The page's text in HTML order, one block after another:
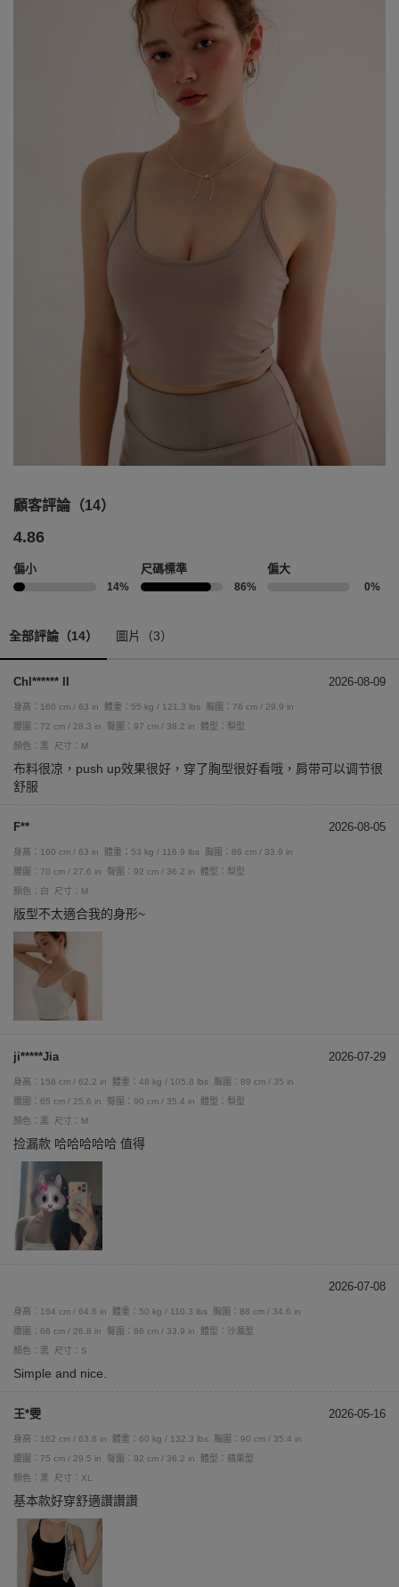
顧客評論（14）
4.86
偏小
14%
尺碼標準
86%
偏大
0%
全部評論（14） 圖片（3）
Chl****** II 2026-08-09
身高：160 cm / 63 in 體重：55 kg / 121.3 lbs
胸圍：76 cm / 29.9 in
腰圍：72 cm / 28.3 in
臀圍：97 cm / 38.2 in
體型：梨型
顏色：黑
尺寸：M
布料很凉，push up效果很好，穿了胸型很好看哦，肩带可以调节很
舒服
F** 2026-08-05
身高：160 cm / 63 in 體重：53 kg / 116.9 lbs
胸圍：86 cm / 33.9 in
腰圍：70 cm / 27.6 in
臀圍：92 cm / 36.2 in
體型：梨型
顏色：白
尺寸：M
版型不太適合我的身形~
ji*****Jia 2026-07-29
身高：158 cm / 62.2 in 體重：48 kg / 105.8 lbs
胸圍：89 cm / 35 in
腰圍：65 cm / 25.6 in
臀圍：90 cm / 35.4 in
體型：梨型
顏色：黑
尺寸：M
捡漏款 哈哈哈哈哈 值得
2026-07-08
身高：164 cm / 64.6 in 體重：50 kg / 110.3 lbs
胸圍：88 cm / 34.6 in
腰圍：68 cm / 26.8 in
臀圍：86 cm / 33.9 in
體型：沙漏型
顏色：黑
尺寸：S
Simple and nice.
王*雯 2026-05-16
身高：162 cm / 63.8 in 體重：60 kg / 132.3 lbs
胸圍：90 cm / 35.4 in
腰圍：75 cm / 29.5 in
臀圍：92 cm / 36.2 in
體型：蘋果型
顏色：黑
尺寸：XL
基本款好穿舒適讚讚讚